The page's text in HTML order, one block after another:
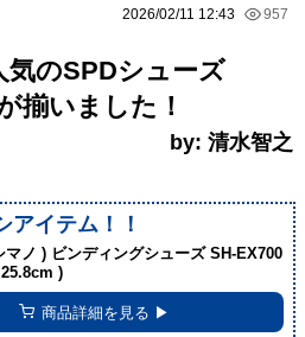
2026/02/11 12:43 957
気のSPDシューズ
揃いました！
by: 清水智之
アイテム！！
マノ ) ビンディングシューズ SH-EX700
)
商品詳細を見る ▶︎